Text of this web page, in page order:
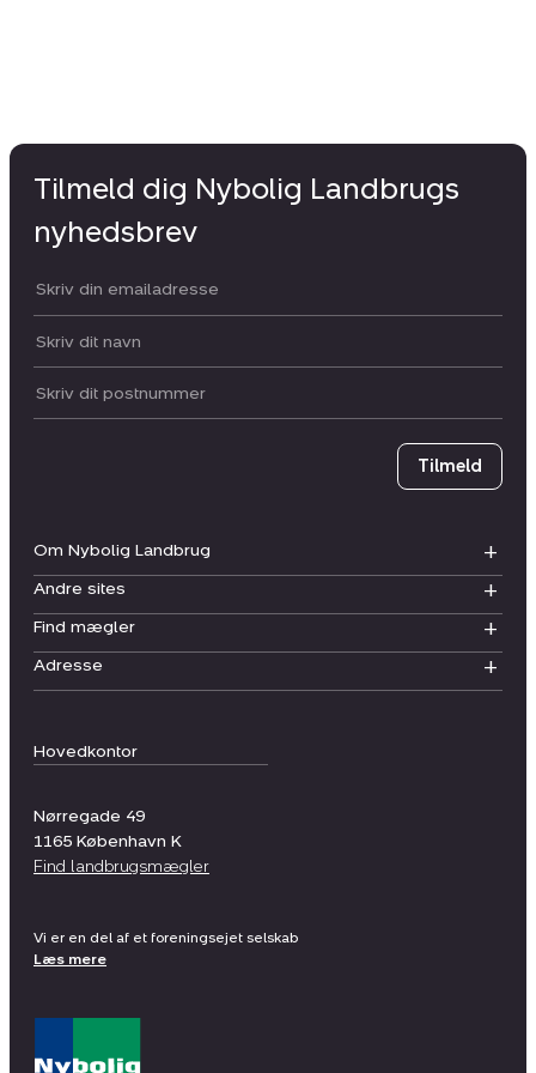
Hovedkontor
Nørregade 49
1165 København K
Find landbrugsmægler
Om Nybolig Landbrug
Andre sites
Find mægler
Adresse
Tilmeld dig Nybolig Landbrugs
nyhedsbrev
Din email:
Dit navn:
Postnummer
Tilmeld
Vi er en del af et foreningsejet selskab
Læs mere